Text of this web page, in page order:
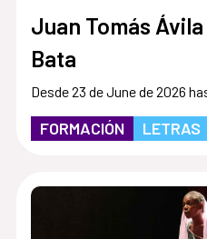
Juan Tomás
Bata
Desde 23 de June de 2026
FORMACIÓN LETRAS